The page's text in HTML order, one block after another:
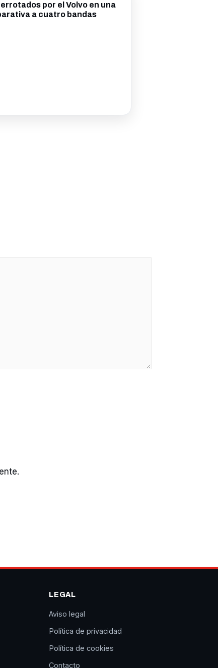
por el Volvo en una
a cuatro bandas
LEGAL
Aviso legal
Política de privacidad
Política de cookies
Contacto